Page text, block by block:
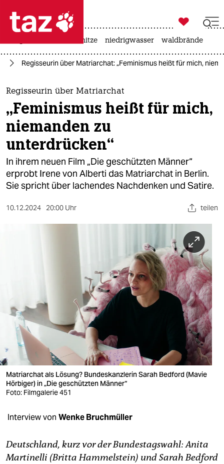
 taz zahl ich
taz zahl ich
themen
politik
öko
gesellschaft
kultur
sport
verlag
veranstaltungen
shop
fragen & hilfe
unterstützen
abo
epaper login

taz zahl ich
hitze niedrigwasser waldbrände
Regisseurin über Matriarchat: „Feminismus heißt für mich,
Regisseurin über Matriarchat
„Feminismus heißt für mich,
niemanden zu
unterdrücken“
In ihrem neuen Film „Die geschützten Männer“
erprobt Irene von Alberti das Matriarchat in Berlin.
Sie spricht über lachendes Nachdenken und Satire.
10.12.2024 20:00 Uhr teilen
Matriarchat als Lösung? Bundes­kanzlerin Sarah Bedford (Mavie
Hörbiger) in „Die geschützten Männer“
Foto: Filmgalerie 451
Interview von Wenke Bruchmüller
Deutschland, kurz vor der Bundestagswahl: Anita
Martinelli (Britta Hammelstein) und Sarah Bedford